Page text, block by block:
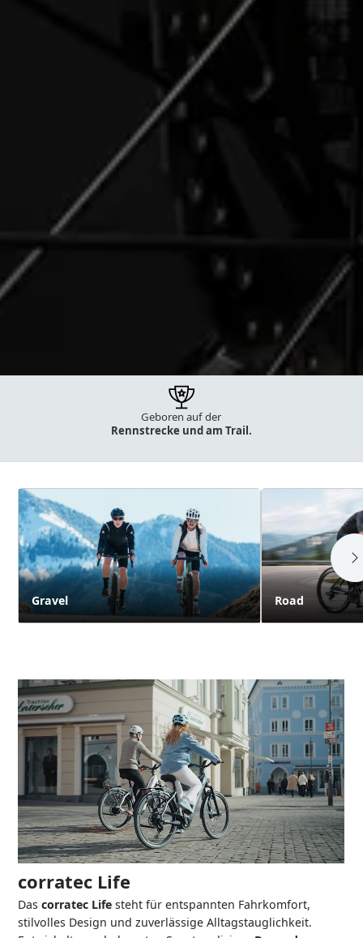
35 Jahre Erfahrungbei Bikes
und E-Bikes.
Geboren auf der
Rennstrecke und am Trail.
Kategorien
Gravel Road
corratec Life
Dascorratec Life steht für entspannten Fahrkomfort,
stilvolles Design und zuverlässige Alltagstauglichkeit.